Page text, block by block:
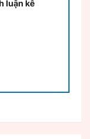
luận kế